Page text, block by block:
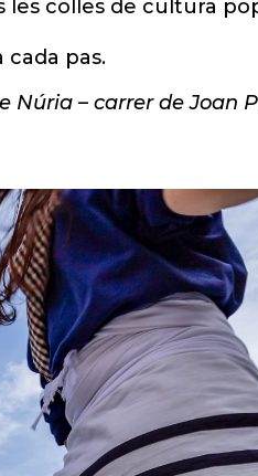
les colles de cultura
pas.
Núria – carrer de Joan